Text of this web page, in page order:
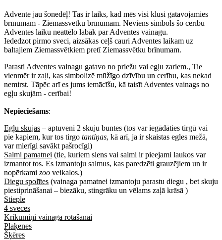
Advente jau šonedēļ! Tas ir laiks, kad mēs visi klusi gatavojamies
brīnumam - Ziemassvētku brīnumam. Neviens simbols šo cerību
Adventes laiku neattēlo labāk par Adventes vainagu.
Iededzot pirmo sveci, aizsākas ceļš cauri Adventes laikam uz
baltajiem Ziemassvētkiem pretī Ziemassvētku brīnumam.
Parasti Adventes vainagu gatavo no priežu vai egļu zariem., Tie
vienmēr ir zaļi, kas simbolizē mūžīgo dzīvību un cerību, kas nekad
nemirst. Tāpēc arī es jums iemācīšu, kā taisīt Adventes vainags no
egļu skujām - cerībai!
Nepieciešams:
Egļu skujas – aptuveni 2 skuju buntes (tos var iegādāties tirgū vai
pie kapiem, kur tos tirgo tantiņas, kā arī, ja ir skaistas egles mežā,
var mierīgi savākt pašrocīgi)
Salmi pamatnei (tie, kuriem siens vai salmi ir pieejami laukos var
izmantot tos. Es izmantoju salmus, kas paredzēti grauzējiem un ir
nopērkami zoo veikalos.)
Diegu spolītes (vainaga pamatnei izmantoju parastu diegu , bet skuju
piestiprināšanai – biezāku, stingrāku un vēlams zaļā krāsā )
Stieple
4 sveces
Krikumiņi vainaga rotāšanai
Plaķenes
Šķēres